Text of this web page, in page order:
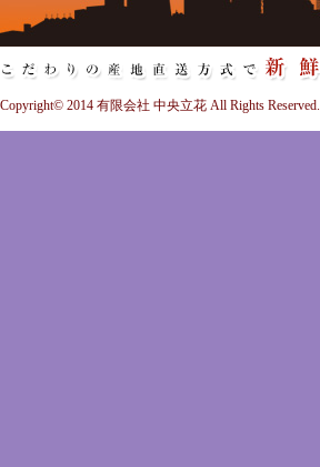
Copyright© 2014 有限会社 中央立花 All Rights Reserved.